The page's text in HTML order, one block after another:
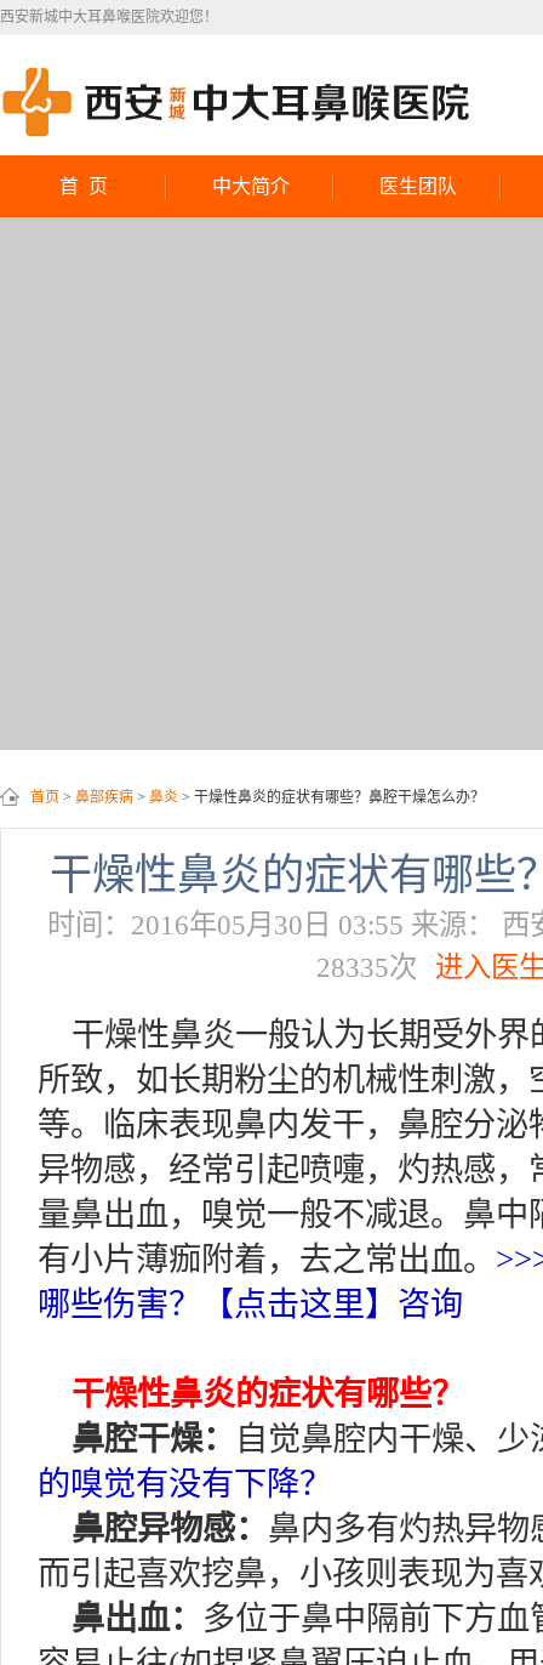
西安新城中大耳鼻喉医院欢迎您！
首 页 中大简介 医生团队
首页 > 鼻部疾病 > 鼻炎 > 干燥性鼻炎的症状有哪些？鼻腔干燥怎么办？
干燥性鼻炎的症状有哪些
时间：2016年05月30日 03:55 来源：
28335次
进入医
干燥性鼻炎一般认为长期受外界
所致，如长期粉尘的机械性刺激
等。临床表现鼻内发干，鼻腔分
异物感，经常引起喷嚏，灼热感
量鼻出血，嗅觉一般不减退。鼻
有小片薄痂附着，去之常出血。
哪些伤害？【点击这里】咨询
干燥性鼻炎的症状有哪些？
鼻腔干燥：
自觉鼻腔内干燥、
的嗅觉有没有下降？
鼻腔异物感： 鼻内多有灼热异物
而引起喜欢挖鼻，小孩则表现为喜
鼻出血： 多位于鼻中隔前下方